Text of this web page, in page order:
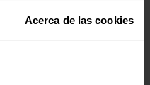
Acerca de las cookies
una Causa’